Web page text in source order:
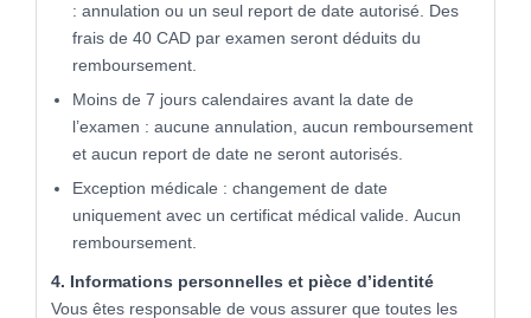
: annulation ou un seul report de date autorisé. Des
frais de 40 CAD par examen seront déduits du
remboursement.
Moins de 7 jours calendaires avant la date de
l’examen : aucune annulation, aucun remboursement
et aucun report de date ne seront autorisés.
Exception médicale : changement de date
uniquement avec un certificat médical valide. Aucun
remboursement.
4. Informations personnelles et pièce d’identité
Vous êtes responsable de vous assurer que toutes les